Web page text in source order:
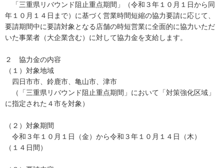
「三重県リバウンド阻止重点期間」（令和３年１０月１日から同
年１０月１４日まで）に基づく営業時間短縮の協力要請に応じて、
要請期間中に要請対象となる店舗の時短営業に全面的に協力いただ
いた事業者（大企業含む）に対して協力金を支給します。
２ 協力金の内容
（１）対象地域
四日市市、鈴鹿市、亀山市、津市
（「三重県リバウンド阻止重点期間」において「対策強化区域」
に指定された４市を対象）
（２）対象期間
令和３年１０月１日（金）から令和３年１０月１４日（木）
（１４日間）